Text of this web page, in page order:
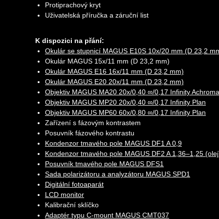
Protiprachový kryt
Uživatelská příručka a záruční list
K dispozici na přání:
Okulár se stupnicí MAGUS E10S 10х/20 mm (D 23,2
Okulár MAGUS 15x/11 mm (D 23,2 mm)
Okulár MAGUS E16 16x/11 mm (D 23,2 mm)
Okulár MAGUS E20 20x/11 mm (D 23,2 mm)
Objektiv MAGUS MA20 20х/0,40 ∞/0,17 Infinity
Objektiv MAGUS MP20 20х/0,40 ∞/0,17 Infinity Plan
Objektiv MAGUS MP60 60х/0,80 ∞/0,17 Infinity Plan
Zařízení s fázovým kontrastem
Posuvník fázového kontrastu
Kondenzor tmavého pole MAGUS DF1 A 0,9
Kondenzor tmavého pole MAGUS DF2 A 1,36–1,25
Posuvník tmavého pole MAGUS DFS1
Sada polarizátoru a analyzátoru MAGUS SPD1
Digitální fotoaparát
LCD monitor
Kalibrační sklíčko
Adaptér typu C-mount MAGUS CMT037